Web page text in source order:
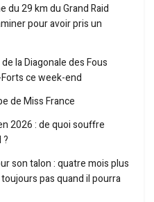
29 km du Grand Raid
pour avoir pris un
la Diagonale des Fous
ce week-end
de Miss France
2026 : de quoi souffre
son talon : quatre mois plus
pas quand il pourra